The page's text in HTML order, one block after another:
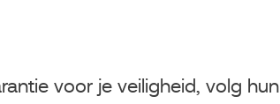
voor je veiligheid, volg hun